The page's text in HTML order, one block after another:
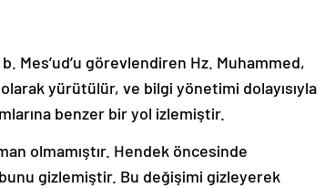
Mes’ud’u görevlendiren Hz. Muhammed,
yürütülür, ve bilgi yönetimi dolayısıyla
benzer bir yol izlemiştir.
olmamıştır. Hendek öncesinde
gizlemiştir. Bu değişimi gizleyerek